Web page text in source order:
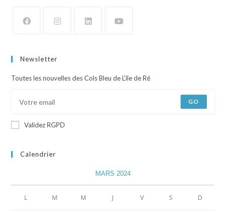
Newsletter
Toutes les nouvelles des Cols Bleu de L'ile de Ré
GO
Validez RGPD
Calendrier
MARS 2024
L M M J V S D